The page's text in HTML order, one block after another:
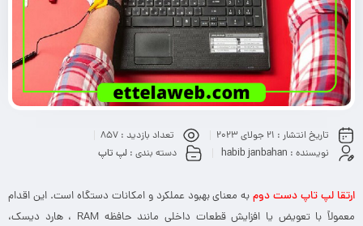
تاریخ انتشار : 21 جولای 2023 تعداد بازدید : 857
نویسنده : habib janbahan دسته بندی : لپ تاپ
ارتقا لپ تاپ دست دومبه معنای بهبود عملکرد و امکانات دستگاه است. این اقدام
معمولاً با تعویض یا افزایش قطعات داخلی مانند حافظه RAM ، هارد دیسک،